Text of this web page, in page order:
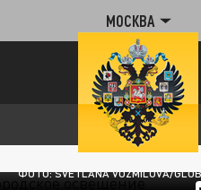
МОСКВА
ФОТО: SVETLANA VOZMILOVA/